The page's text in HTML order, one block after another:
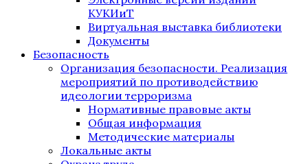
КУКИиТ
Виртуальная выставка библиотеки
Документы
Безопасность
Организация безопасности. Реализация
мероприятий по противодействию
идеологии терроризма
Нормативные правовые акты
Общая информация
Методические материалы
Локальные акты